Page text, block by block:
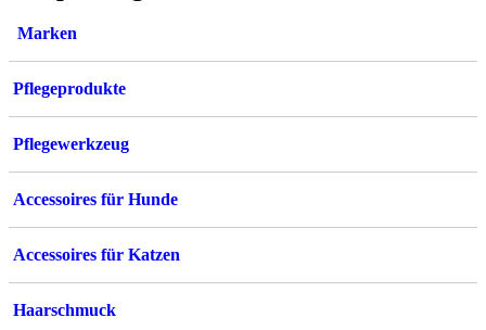
auf
gewählt
Marken
Pflegeprodukte
Pflegewerkzeug
Accessoires für Hunde
Accessoires für Katzen
Haarschmuck